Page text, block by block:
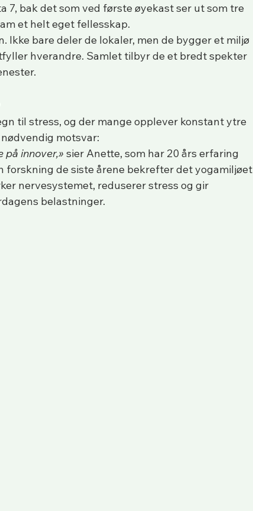
7, bak det som ved første øyekast ser ut som tre
et helt eget fellesskap.
bare deler de lokaler, men de bygger et miljø
hverandre. Samlet tilbyr de et bredt spekter
til stress, og der mange opplever konstant ytre
motsvar:
på innover,» sier Anette, som har 20 års erfaring
forskning de siste årene bekrefter det yogamiljøet
nervesystemet, reduserer stress og gir
belastninger.